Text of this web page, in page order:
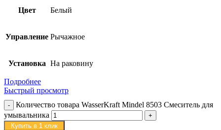
Цвет Белый
Управление Рычажное
Установка На раковину
Подробнее
Быстрый просмотр
Количество товара WasserKraft Mindel 8503 Смеситель для
умывальника
Купить в 1 клик